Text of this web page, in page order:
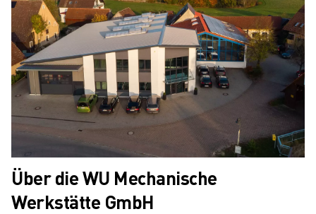
Über die WU Mechanische
Werkstätte GmbH